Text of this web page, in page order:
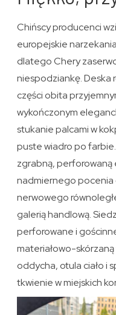
Chińscy producenci
europejskie
dlatego Chery
niespodziankę. Deska
części obita
wykończonym
stukanie palcami w
puste wiadro po
zgrabną,
nadmiernego pocenia
nerwowego
galerią handlową.
perforowane i
materiałowo-
oddycha, otula ciało i
tkwienie w miejskich